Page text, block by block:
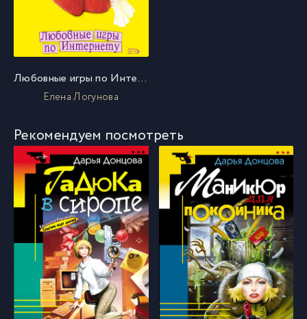
Любовные игры по Интернету
Елена Логунова
Рекомендуем посмотреть